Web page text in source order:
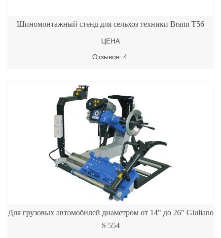
Шиномонтажный стенд для сельхоз техники Brann T56
ЦЕНА
Отзывов: 4
Для грузовых автомобилей диаметром от 14" до 26" Giuliano
S 554